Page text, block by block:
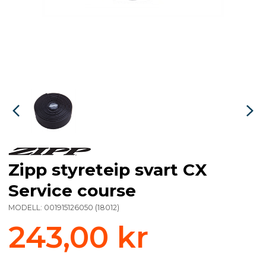
Zipp styreteip svart CX
Service course
MODELL: 001915126050 (18012)
243,00 kr